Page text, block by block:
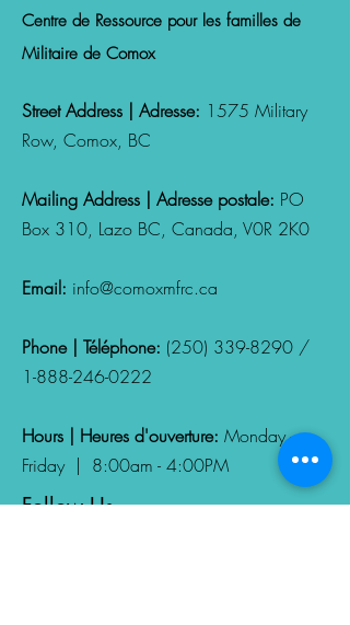
Centre de Ressource pour les familles de
Militaire de Comox
Street Address | Adresse: 1575 Military
Row, Comox, BC
Mailing Address | Adresse postale: PO
Box 310, Lazo BC, Canada, V0R 2K0
Email: info@comoxmfrc.ca
Phone | Téléphone: (250) 339-8290 /
1-888-246-0222
Hours | Heures d'ouverture: Monday -
Friday | 8:00am - 4:00PM
Follow Us